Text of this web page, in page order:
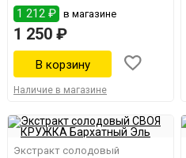
1 212 ₽ в магазине
1 250 ₽
Наличие в магазине
Экстракт солодовый